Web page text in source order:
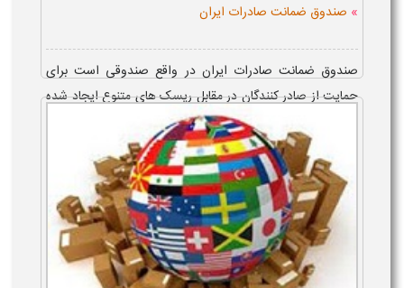
» صندوق ضمانت صادرات ایران
صندوق ضمانت صادرات ایران در واقع صندوقی است برای
حمایت از صادر کنندگان در مقابل ریسک های متنوع ایجاد شده
از معاملات است. صادر کنندگان با ورود به سامانه صدور ضمانت
صادرات به نشانی egfi.i...